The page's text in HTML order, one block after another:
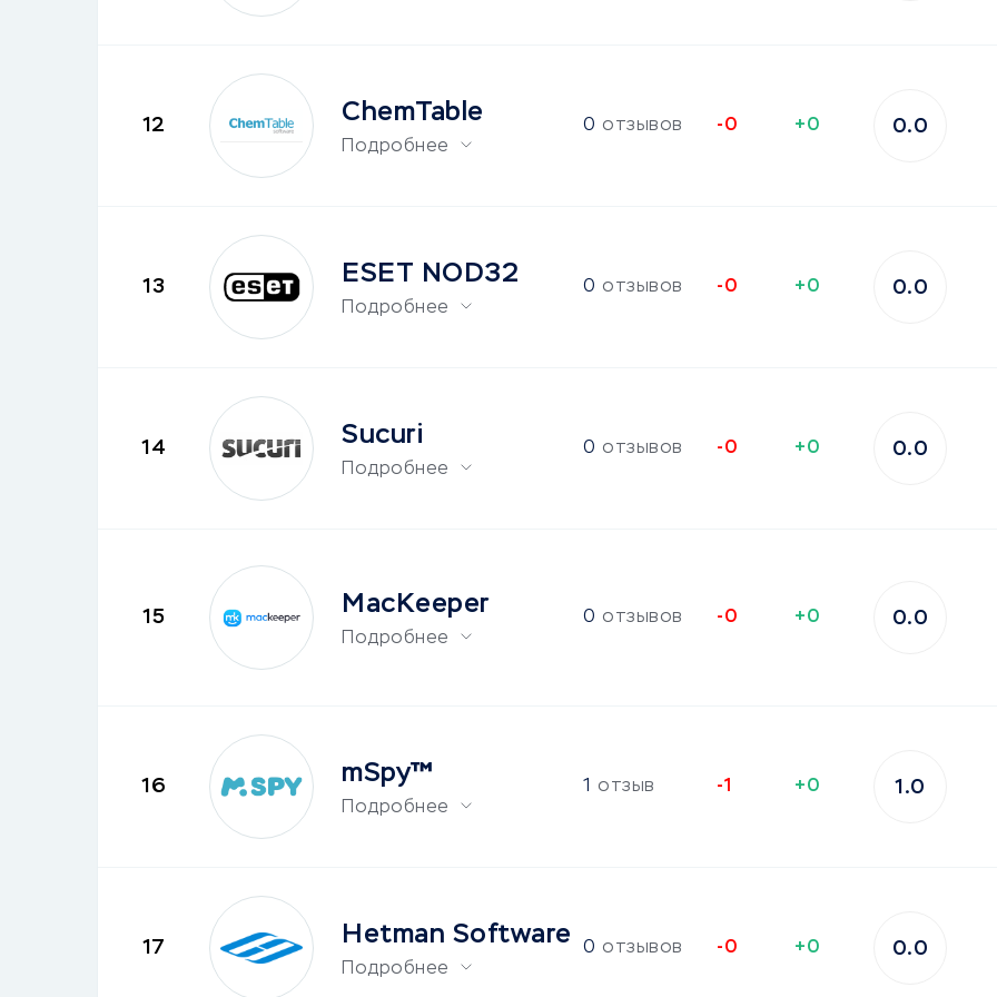
12 ChemTable
Подробнее
0 отзывов -0 +0 0.0
13 ESET NOD32
Подробнее
0 отзывов -0 +0 0.0
14 Sucuri
Подробнее
0 отзывов -0 +0 0.0
15 MacKeeper
Подробнее
0 отзывов -0 +0 0.0
16 mSpy™
Подробнее
1 отзыв -1 +0 1.0
17 Hetman Software
Подробнее
0 отзывов -0 +0 0.0